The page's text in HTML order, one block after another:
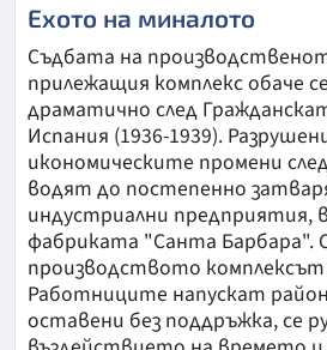
Ехото на миналото
Съдбата на
прилежащия комплекс обаче
драматично след
Испания (1936-1939).
икономическите промени
водят до постепенно
индустриални предприятия,
фабриката "Санта Барбара".
производството
Работниците напускат
оставени без поддръжка, се